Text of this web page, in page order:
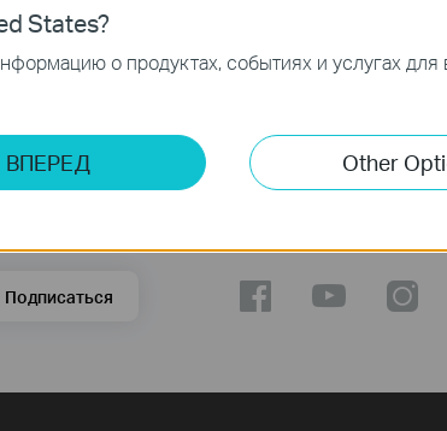
снаружи, что позволяет Вам подключить любые точки
обеспечивает стабильное беспроводное соединение.
Подписаться
States?
о продуктах, событиях и услугах для
ВПЕРЕД Other